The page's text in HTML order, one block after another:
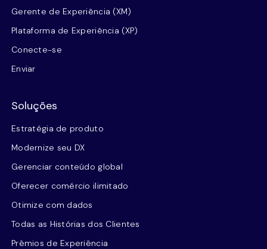
Gerente de Experiência (XM)
Plataforma de Experiência (XP)
Conecte-se
Enviar
Soluções
Estratégia de produto
Modernize seu DX
Gerenciar conteúdo global
Oferecer comércio ilimitado
Otimize com dados
Todas as Histórias dos Clientes
Prêmios de Experiência